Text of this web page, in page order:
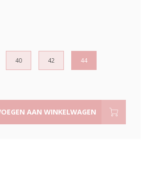
40 42 44
AAN WINKELWAGEN